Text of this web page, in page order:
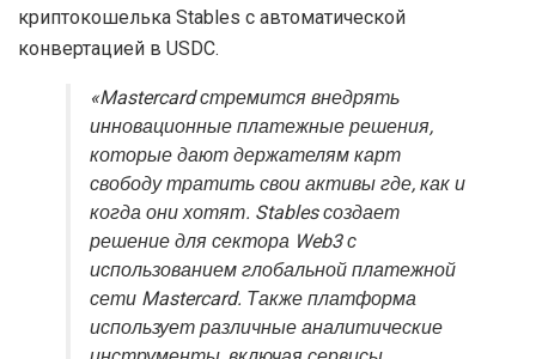
криптокошелька Stables с автоматической
конвертацией в USDC.
«Mastercard стремится внедрять
инновационные платежные решения,
которые дают держателям карт
свободу тратить свои активы где, как и
когда они хотят. Stables создает
решение для сектора Web3 с
использованием глобальной платежной
сети Mastercard. Также платформа
использует различные аналитические